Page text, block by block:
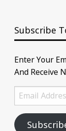
Subscribe
Enter Your
And Receive
Email
Address